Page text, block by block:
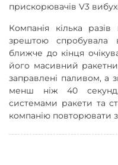
прискорювачів V3
Компанія кілька
зрештою спробувала
ближче до кінця
його масивний
заправлені паливом, а
менш ніж 40
системами ракети та
компанію повторювати